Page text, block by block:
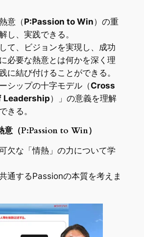
意（P:Passion to Win）の重
し、実践できる。
て、ビジョンを実現し、成功
必要な熱意とは何かを深く理
に結び付けることができる。
ーシップの十字モデル（Cross
Leadership）」の意義を理解
きる。
意（P:Passion to Win）
欠な「情熱」の力について学
通するPassionの本質を考えま